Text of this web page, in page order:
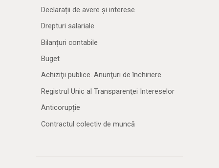
Declarații de avere și interese
Drepturi salariale
Bilanțuri contabile
Buget
Achiziţii publice. Anunţuri de închiriere
Registrul Unic al Transparenţei Intereselor
Anticorupție
Contractul colectiv de muncă